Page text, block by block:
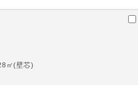
㎡(壁芯)